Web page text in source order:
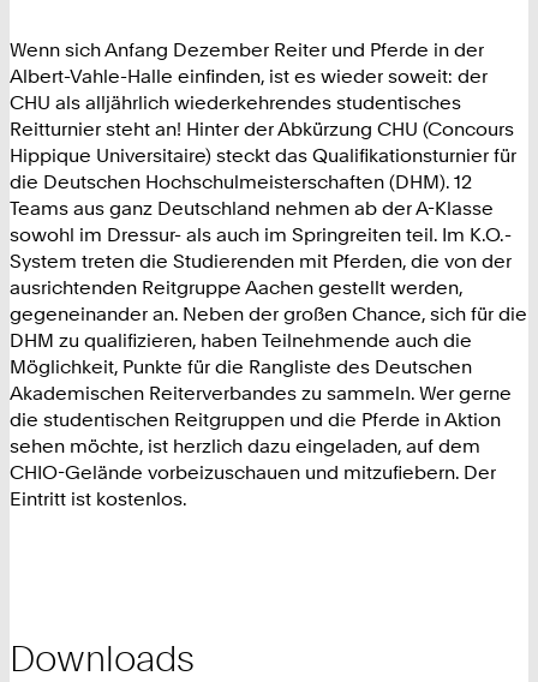
Wenn sich Anfang Dezember Reiter und Pferde in der
Albert-Vahle-Halle einfinden, ist es wieder soweit: der
CHU als alljährlich wiederkehrendes studentisches
Reitturnier steht an! Hinter der Abkürzung CHU (Concours
Hippique Universitaire) steckt das Qualifikationsturnier für
die Deutschen Hochschulmeisterschaften (DHM). 12
Teams aus ganz Deutschland nehmen ab der A-Klasse
sowohl im Dressur- als auch im Springreiten teil. Im K.O.-
System treten die Studierenden mit Pferden, die von der
ausrichtenden Reitgruppe Aachen gestellt werden,
gegeneinander an. Neben der großen Chance, sich für die
DHM zu qualifizieren, haben Teilnehmende auch die
Möglichkeit, Punkte für die Rangliste des Deutschen
Akademischen Reiterverbandes zu sammeln. Wer gerne
die studentischen Reitgruppen und die Pferde in Aktion
sehen möchte, ist herzlich dazu eingeladen, auf dem
CHIO-Gelände vorbeizuschauen und mitzufiebern. Der
Eintritt ist kostenlos.
Downloads